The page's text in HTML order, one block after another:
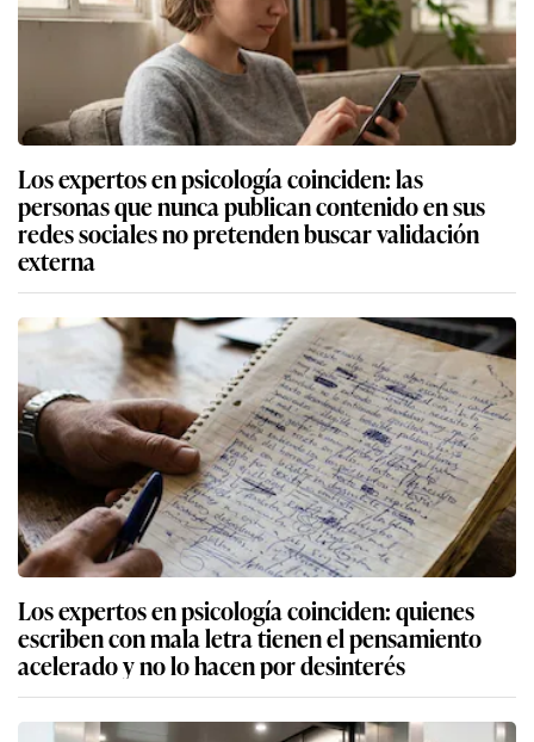
Los expertos en psicología coinciden: las
personas que nunca publican contenido en sus
redes sociales no pretenden buscar validación
externa
Los expertos en psicología coinciden: quienes
escriben con mala letra tienen el pensamiento
acelerado y no lo hacen por desinterés